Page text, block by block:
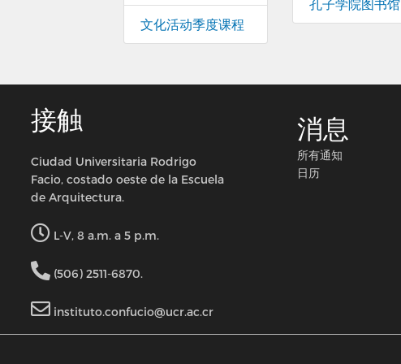
文化活动季度课程
孔子学院图书馆
接触
Ciudad Universitaria Rodrigo
Facio, costado oeste de la Escuela
de Arquitectura.
L-V, 8 a.m. a 5 p.m.
(506) 2511-6870.
instituto.confucio@ucr.ac.cr
消息
所有通知
日历